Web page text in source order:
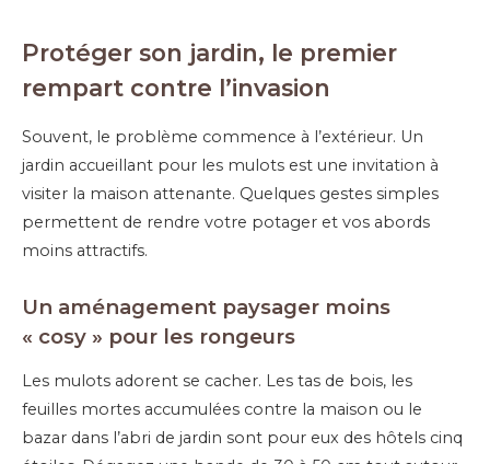
Protéger son jardin, le premier
rempart contre l’invasion
Souvent, le problème commence à l’extérieur. Un
jardin accueillant pour les mulots est une invitation à
visiter la maison attenante. Quelques gestes simples
permettent de rendre votre potager et vos abords
moins attractifs.
Un aménagement paysager moins
« cosy » pour les rongeurs
Les mulots adorent se cacher. Les tas de bois, les
feuilles mortes accumulées contre la maison ou le
bazar dans l’abri de jardin sont pour eux des hôtels cinq